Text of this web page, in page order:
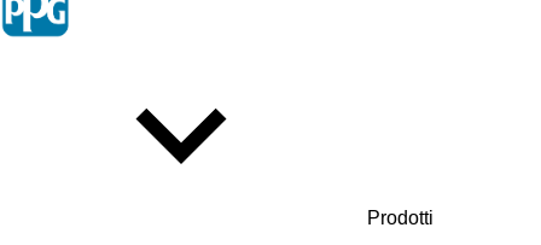
Prodotti